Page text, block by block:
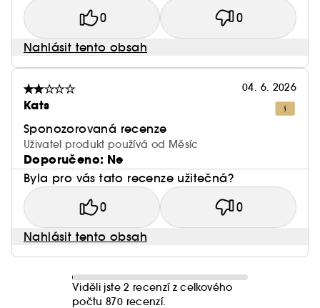
0 0
Nahlásit tento obsah
04. 6. 2026
Kats
Sponozorovaná recenze
Uživatel produkt používá od Měsíc
Doporučeno: Ne
Byla pro vás tato recenze užitečná?
0 0
Nahlásit tento obsah
Viděli jste 2 recenzí z celkového
počtu 870 recenzí.